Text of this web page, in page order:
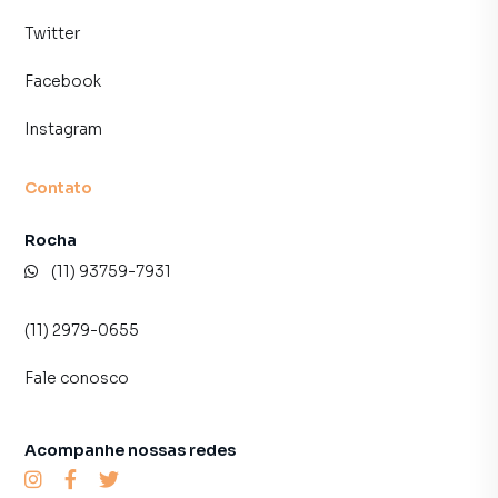
Twitter
Facebook
Instagram
Contato
Rocha
(11) 93759-7931
(11) 2979-0655
Fale conosco
Acompanhe nossas redes